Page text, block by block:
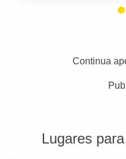
Continua
Lugares